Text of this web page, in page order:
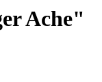
Ache"